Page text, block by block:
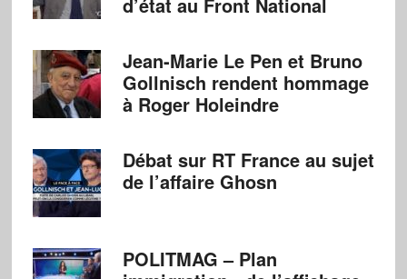
Jean-Marie Le Pen et Bruno
Gollnisch rendent hommage
à Roger Holeindre
Débat sur RT France au sujet
de l’affaire Ghosn
POLITMAG – Plan